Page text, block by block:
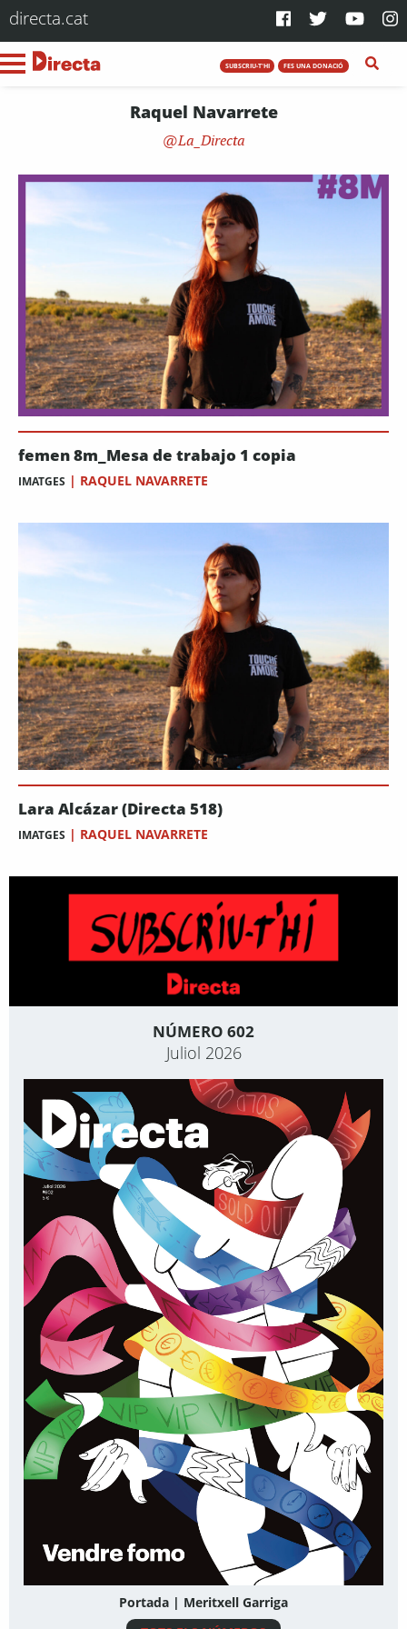
directa.cat
SUBSCRIU-T'HI FES UNA DONACIÓ
Raquel Navarrete
La_Directa
femen 8m_Mesa de trabajo 1 copia
IMATGES | RAQUEL NAVARRETE
Lara Alcázar (Directa 518)
IMATGES | RAQUEL NAVARRETE
NÚMERO 602
Juliol 2026
Portada | Meritxell Garriga